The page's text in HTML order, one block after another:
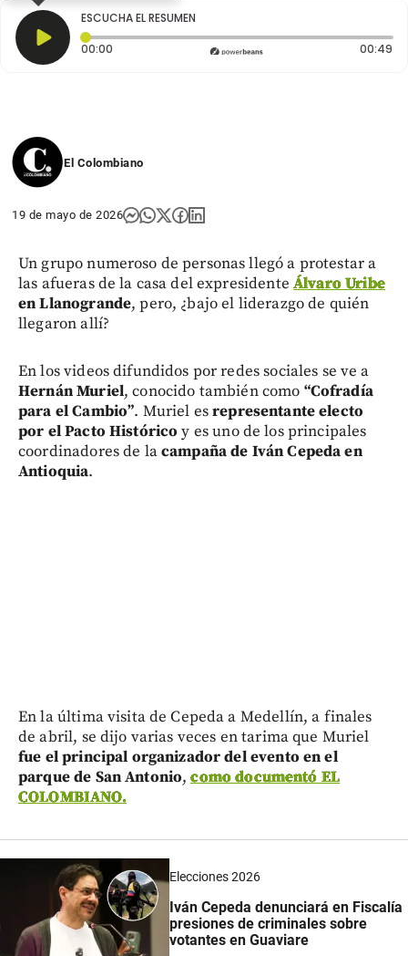
ESCUCHA EL RESUMEN
00:00 Tiempo transcurrido: 0 segundos 00:49
El Colombiano
19 de mayo de 2026
Un grupo numeroso de personas llegó a protestar a
las afueras de la casa del expresidente Álvaro Uribe
en Llanogrande, pero, ¿bajo el liderazgo de quién
llegaron allí?
En los videos difundidos por redes sociales se ve a
Hernán Muriel, conocido también como “Cofradía
para el Cambio”. Muriel esrepresentante electo
por el Pacto Histórico y es uno de los principales
coordinadores de lacampaña de Iván Cepeda en
Antioquia.
En la última visita de Cepeda a Medellín, a finales
de abril, se dijo varias veces en tarima que Muriel
fue el principal organizador del evento en el
parque de San Antonio,como documentó EL
COLOMBIANO.
Elecciones 2026
Iván Cepeda denunciará en Fiscalía
presiones de criminales sobre
votantes en Guaviare